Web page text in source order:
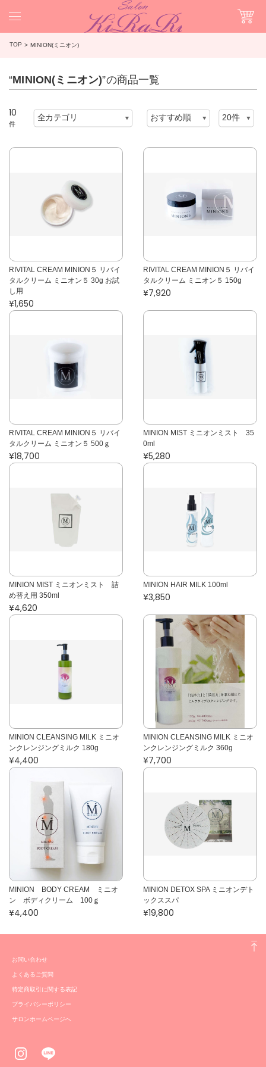
TOP MINION(ミニオン)
“MINION(ミニオン)”の商品一覧
10
件
RIVITAL CREAM MINION５ リバイ
タルクリーム ミニオン５ 30g お試
し用
¥1,650
RIVITAL CREAM MINION５ リバイ
タルクリーム ミニオン５ 150g
¥7,920
RIVITAL CREAM MINION５ リバイ
タルクリーム ミニオン５ 500ｇ
¥18,700
MINION MIST ミニオンミスト 35
0ml
¥5,280
MINION MIST ミニオンミスト 詰
め替え用 350ml
¥4,620
MINION HAIR MILK 100ml
¥3,850
MINION CLEANSING MILK ミニオ
ンクレンジングミルク 180g
¥4,400
MINION CLEANSING MILK ミニオ
ンクレンジングミルク 360g
¥7,700
MINION BODY CREAM ミニオ
ン ボディクリーム 100ｇ
¥4,400
MINION DETOX SPA ミニオンデト
ックススパ
¥19,800
お問い合わせ
よくあるご質問
特定商取引に関する表記
プライバシーポリシー
サロンホームページへ